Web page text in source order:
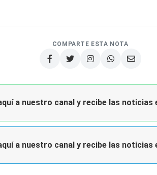
COMPARTE ESTA NOTA
a nuestro canal y recibe las noticias
a nuestro canal y recibe las noticias